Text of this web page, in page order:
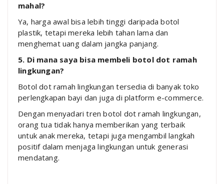
mahal?
Ya, harga awal bisa lebih tinggi daripada botol
plastik, tetapi mereka lebih tahan lama dan
menghemat uang dalam jangka panjang.
5. Di mana saya bisa membeli botol dot ramah
lingkungan?
Botol dot ramah lingkungan tersedia di banyak toko
perlengkapan bayi dan juga di platform e-commerce.
Dengan menyadari tren botol dot ramah lingkungan,
orang tua tidak hanya memberikan yang terbaik
untuk anak mereka, tetapi juga mengambil langkah
positif dalam menjaga lingkungan untuk generasi
mendatang.